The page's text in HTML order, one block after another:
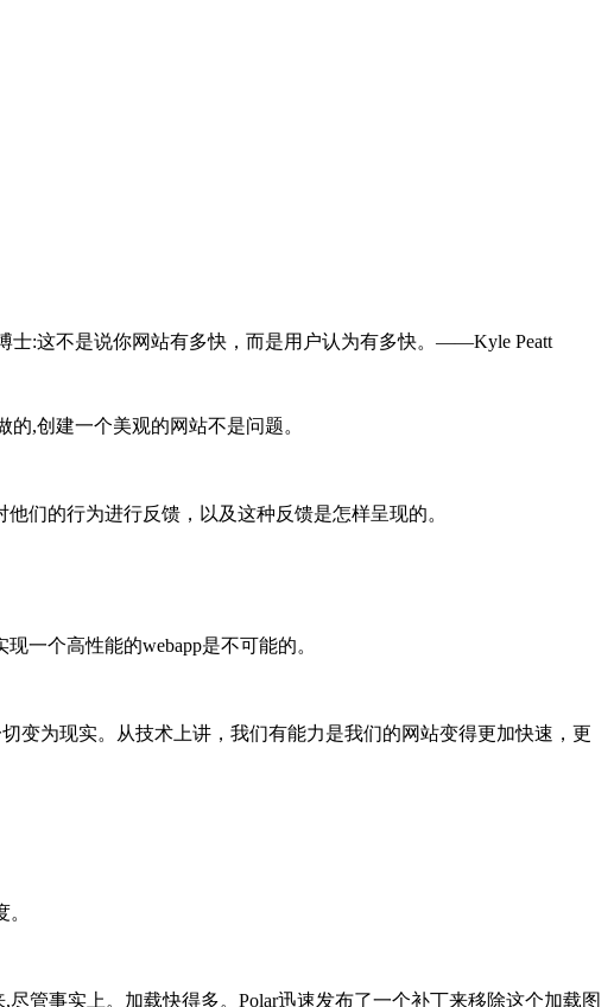
士:这不是说你网站有多快，而是用户认为有多快。——Kyle Peatt
,创建一个美观的网站不是问题。
们的行为进行反馈，以及这种反馈是怎样呈现的。
一个高性能的webapp是不可能的。
变为现实。从技术上讲，我们有能力是我们的网站变得更加快速，更
管事实上。加载快得多。Polar迅速发布了一个补丁来移除这个加载图